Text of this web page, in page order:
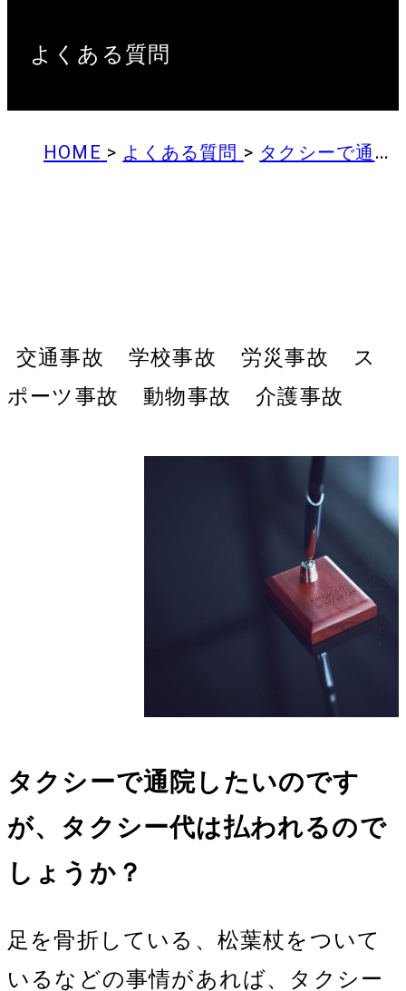
よくある質問
HOME > よくある質問 > タクシーで通院したいのですが、タクシー代は払われるのでしょうか？
交通事故 学校事故 労災事故
ス
ポーツ事故
動物事故 介護事故
タクシーで通院したいのです
が、タクシー代は払われるので
しょうか？
足を骨折している、松葉杖をついて
いるなどの事情があれば、タクシー